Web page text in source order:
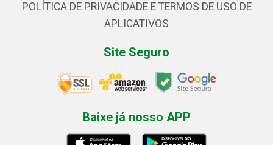
POLÍTICA DE PRIVACIDADE E TERMOS DE USO DE
APLICATIVOS
Site Seguro
Baixe já nosso APP